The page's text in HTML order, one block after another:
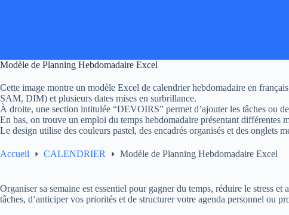
Modèle de Planning Hebdomadaire Excel
Cette image montre un modèle Excel de calendrier hebdomadaire en
SAM, DIM) et plusieurs dates mises en surbrillance.
À droite, une section intitulée “DEVOIRS” permet d’ajouter les tâches ou
En bas, on trouve un emploi du temps hebdomadaire présentant différentes
Le design utilise des couleurs pastel, des encadrés organisés et des
Accueil CALENDRIER Modèle de Planning Hebdomadaire Excel
Organiser sa semaine est essentiel pour gagner du temps, réduire le stress
tâches, d’anticiper vos priorités et de structurer votre agenda personnel ou